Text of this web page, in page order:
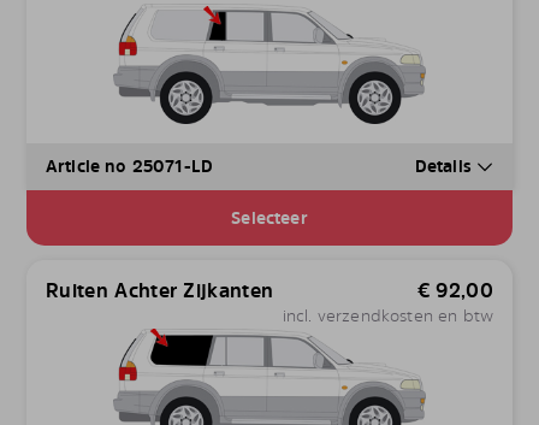
Article no 25071-LD Details
Selecteer
Ruiten Achter Zijkanten € 92,00
incl. verzendkosten en btw